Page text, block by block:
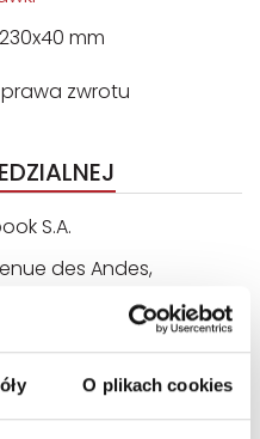
O plikach cookies
mm
prawa zwrotu
S.A.
des Andes,
France